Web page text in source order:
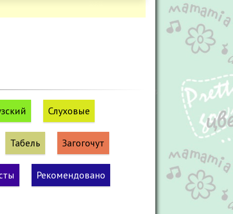
Слуховые
Табель Загогочут
Рекомендовано